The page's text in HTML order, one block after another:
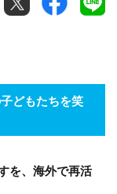
どもたちを笑
を、海外で再活